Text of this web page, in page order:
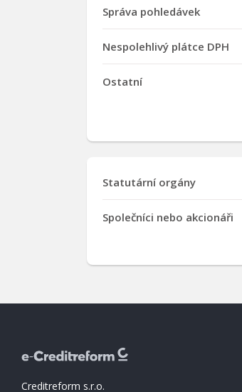
Správa pohledávek
Nespolehlivý plátce DPH
Ostatní
Statutární orgány
Společníci nebo akcionáři
Creditreform s.r.o.